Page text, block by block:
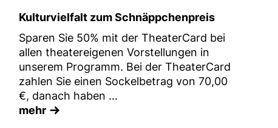
Kulturvielfalt zum Schnäppchenpreis
Sparen Sie 50% mit der TheaterCard bei
allen theatereigenen Vorstellungen in
unserem Programm. Bei der TheaterCard
zahlen Sie einen Sockelbetrag von 70,00
€, danach haben …
mehr